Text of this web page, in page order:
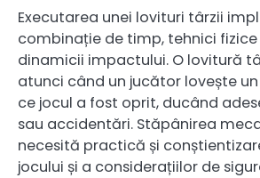
Executarea unei lovituri târzii
combinație de timp, tehnici fizice
dinamicii impactului. O lovitură
atunci când un jucător lovește
ce jocul a fost oprit, ducând
sau accidentări. Stăpânirea
necesită practică și
jocului și a considerațiilor de